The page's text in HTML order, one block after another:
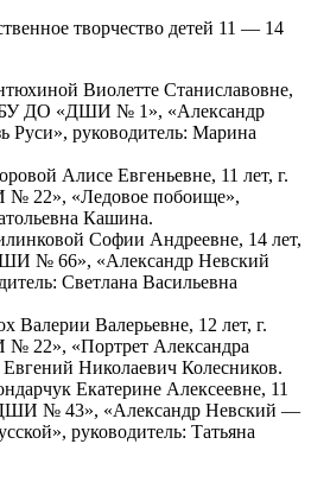
творчество детей 11 — 14
Виолетте Станиславовне,
ДО «ДШИ № 1», «Александр
руководитель: Марина
Алисе Евгеньевне, 11 лет, г.
22», «Ледовое побоище»,
Кашина.
Софии Андреевне, 14 лет,
№ 66», «Александр Невский
Светлана Васильевна
Валерии Валерьевне, 12 лет, г.
22», «Портрет Александра
Евгений Николаевич Колесников.
Екатерине Алексеевне, 11
№ 43», «Александр Невский —
руководитель: Татьяна